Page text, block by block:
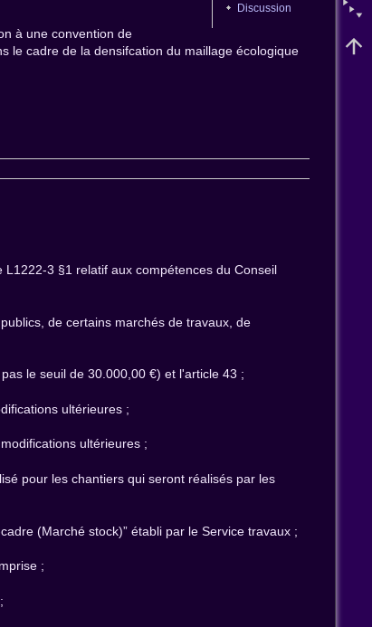
Discussion
à une convention de
le cadre de la densifcation du maillage écologique
3 §1 relatif aux compétences du Conseil
de certains marchés de travaux, de
le seuil de 30.000,00 €) et l'article 43 ;
ultérieures ;
ultérieures ;
pour les chantiers qui seront réalisés par les
(Marché stock)” établi par le Service travaux ;
;